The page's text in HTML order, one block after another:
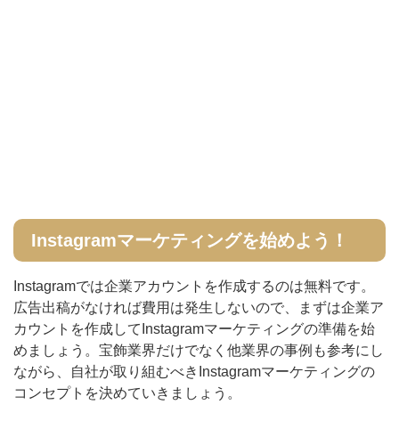
Instagramマーケティングを始めよう！
Instagramでは企業アカウントを作成するのは無料です。
広告出稿がなければ費用は発生しないので、まずは企業ア
カウントを作成してInstagramマーケティングの準備を始
めましょう。宝飾業界だけでなく他業界の事例も参考にし
ながら、自社が取り組むべきInstagramマーケティングの
コンセプトを決めていきましょう。